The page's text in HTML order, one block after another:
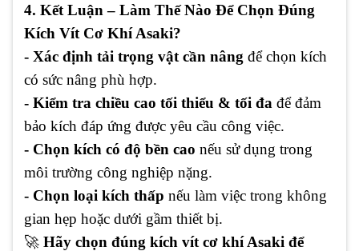
4. Kết Luận – Làm Thế Nào Để Chọn Đúng
Kích Vít Cơ Khí Asaki?
- Xác định tải trọng vật cần nâng để chọn kích
có sức nâng phù hợp.
- Kiểm tra chiều cao tối thiểu & tối đa để đảm
bảo kích đáp ứng được yêu cầu công việc.
- Chọn kích có độ bền cao nếu sử dụng trong
môi trường công nghiệp nặng.
- Chọn loại kích thấp nếu làm việc trong không
gian hẹp hoặc dưới gầm thiết bị.
🚀 Hãy chọn đúng kích vít cơ khí Asaki để